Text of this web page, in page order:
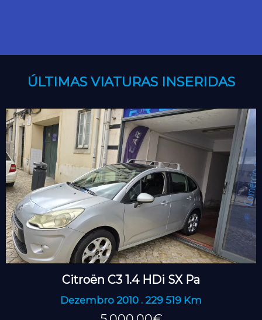
ÚLTIMAS VIATURAS INSERIDAS
Citroën C3 1.4 HDi SX Pa
Dezembro 2010 . 229 519 Km